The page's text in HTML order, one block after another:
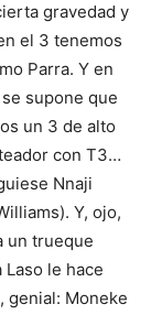
gravedad y
el 3 tenemos
Parra. Y en
supone que
un 3 de alto
con T3…
Nnaji
Y, ojo,
un trueque
le hace
genial: Moneke